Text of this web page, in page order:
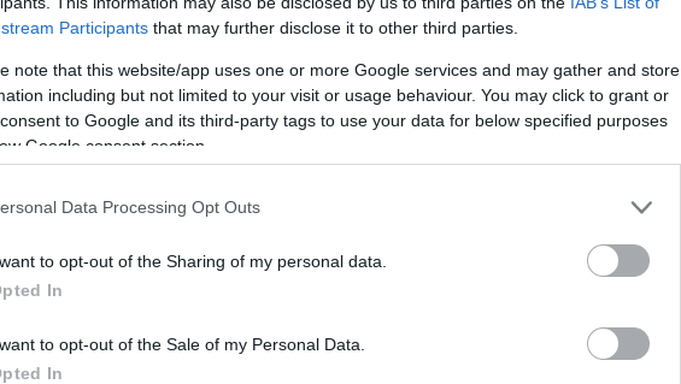
Participants that may further disclose it to other third parties.
note that this website/app uses one or more Google services and may gather and store
including but not limited to your visit or usage behaviour. You may click to grant or
to Google and its third-party tags to use your data for below specified purposes
Google consent section.
Data Processing Opt Outs
to opt-out of the Sharing of my personal data.
In
to opt-out of the Sale of my Personal Data.
In